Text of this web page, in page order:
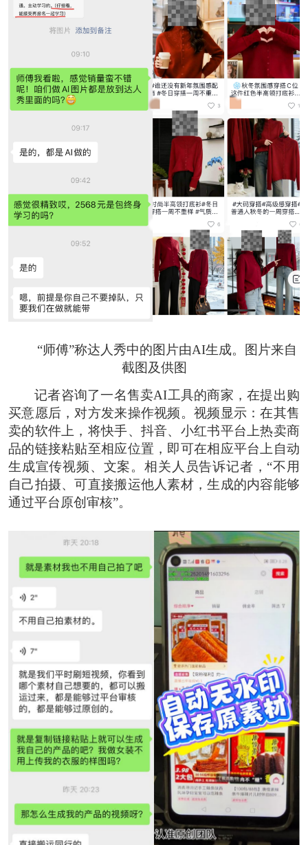
“师傅”称达人秀中的图片由AI生成。图片来自
截图及供图
记者咨询了一名售卖AI工具的商家，在提出购
买意愿后，对方发来操作视频。视频显示：在其售
卖的软件上，将快手、抖音、小红书平台上热卖商
品的链接粘贴至相应位置，即可在相应平台上自动
生成宣传视频、文案。相关人员告诉记者，“不用
自己拍摄、可直接搬运他人素材，生成的内容能够
通过平台原创审核”。